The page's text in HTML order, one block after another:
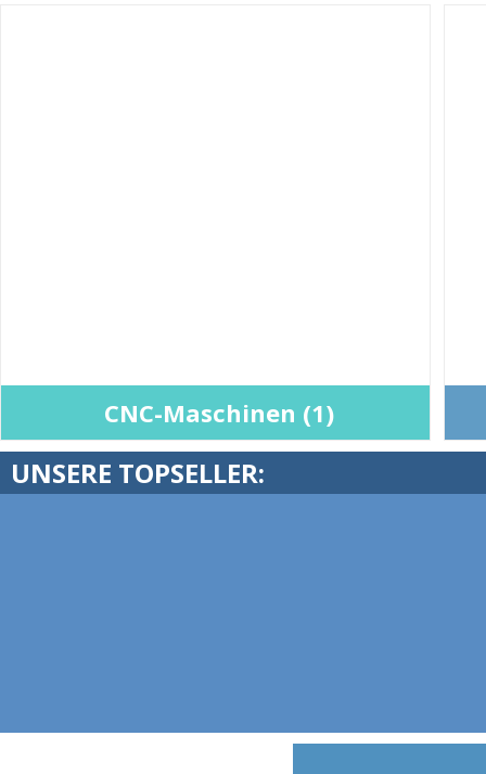
CNC-Maschinen (1)
UNSERE TOPSELLER: